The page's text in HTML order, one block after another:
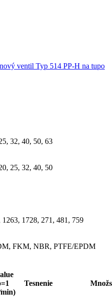
ventil Typ 514 PP-H na tupo
32, 40, 50, 63
25, 32, 40, 50
1263, 1728, 271, 481, 759
FKM, NBR, PTFE/EPDM
Tesnenie